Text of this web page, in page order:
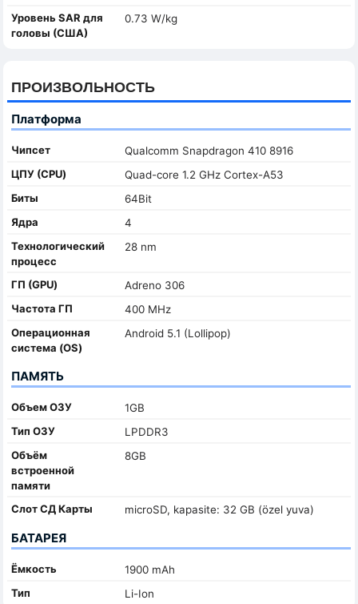
Уровень SAR для
головы (США)
0.73 W/kg
ПРОИЗВОЛЬНОСТЬ
Платформа
Чипсет
Qualcomm Snapdragon 410 8916
ЦПУ (CPU)
Quad-core 1.2 GHz Cortex-A53
Биты
64Bit
Ядра
4
Технологический
процесс
28 nm
ГП (GPU)
Adreno 306
Частота ГП
400 MHz
Oперационная
система (OS)
Android 5.1 (Lollipop)
ПАМЯТЬ
Объем ОЗУ
1GB
Тип ОЗУ
LPDDR3
Объём
встроенной
памяти
8GB
Слот СД Карты microSD, kapasite: 32 GB (özel yuva)
БАТАРЕЯ
Ёмкость
1900 mAh
Тип
Li-Ion